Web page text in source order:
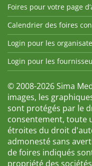
Foires pour votre page
Calendrier des foires
Login pour les
Login pour les
© 2008-2026 Sima
images, les
sont protégés par le
consentement, toute
étroites du droit
admonesté sans
de foires indiqués
propriété des